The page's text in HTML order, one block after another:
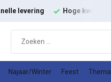
levering Hoge kwaliteit
Najaar/Winter Feest Thema